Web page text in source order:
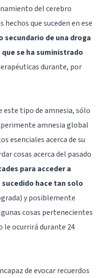
del cerebro
hechos que suceden en ese
secundario de una droga
se ha suministrado
durante, por
este tipo de amnesia, sólo
amnesia global
esenciales acerca de su
cosas acerca del pasado
para acceder a
hace tan solo
y posiblemente
cosas pertenecientes
le ocurrirá durante 24
de evocar recuerdos